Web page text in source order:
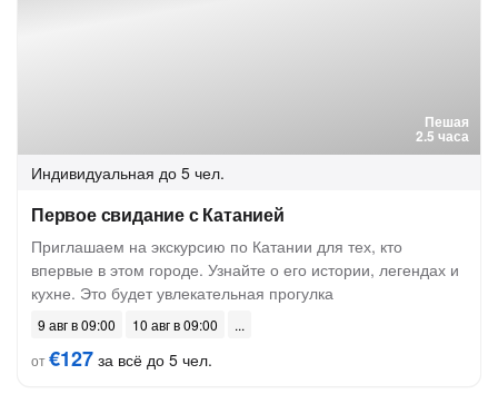
Пешая
2.5 часа
Индивидуальная до 5 чел.
Первое свидание с Катанией
Приглашаем на экскурсию по Катании для тех, кто
впервые в этом городе. Узнайте о его истории, легендах и
кухне. Это будет увлекательная прогулка
9 авг в 09:00
10 авг в 09:00
от€127 за всё до 5 чел.